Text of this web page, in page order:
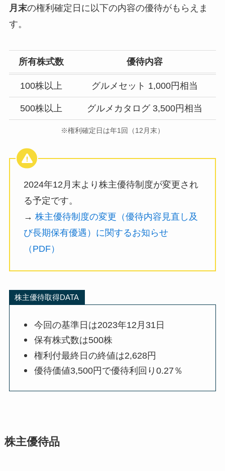
月末の権利確定日に以下の内容の優待がもらえま
す。
所有株式数 優待内容
100株以上 グルメセット 1,000円相当
500株以上 グルメカタログ 3,500円相当
※権利確定日は年1回（12月末）
2024年12月末より株主優待制度が変更され
る予定です。
→ 株主優待制度の変更（優待内容見直し及
び長期保有優遇）に関するお知らせ
（PDF）
株主優待取得DATA
今回の基準日は2023年12月31日
保有株式数は500株
権利付最終日の終値は2,628円
優待価値3,500円で優待利回り0.27％
株主優待品